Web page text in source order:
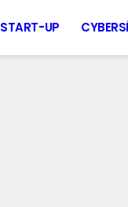
START-UP